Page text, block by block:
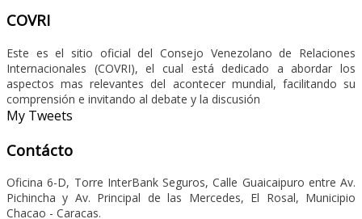
COVRI
Este es el sitio oficial del Consejo Venezolano de Relaciones
Internacionales (COVRI), el cual está dedicado a abordar los
aspectos mas relevantes del acontecer mundial, facilitando su
comprensión e invitando al debate y la discusión
My Tweets
Contácto
Oficina 6-D, Torre InterBank Seguros, Calle Guaicaipuro entre Av.
Pichincha y Av. Principal de las Mercedes, El Rosal, Municipio
Chacao - Caracas.